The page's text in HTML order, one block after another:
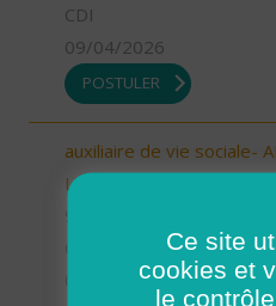
CDI
09/04/2026
POSTULER
auxiliaire de vie sociale-
Limours (H/F)
09/04/2026
Ce site
cookies et
le